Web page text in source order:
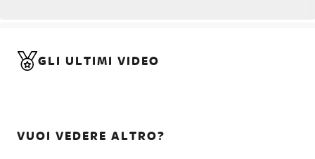
GLI ULTIMI VIDEO
VUOI VEDERE ALTRO?